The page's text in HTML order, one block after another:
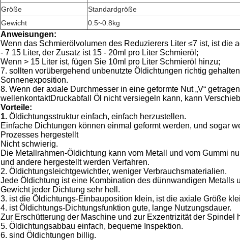
Größe
Standardgröße
Gewicht
0.5~0.8kg
Anweisungen:
Wenn das Schmierölvolumen des Reduzierers Liter ≤7 ist, ist die
‐ 7 15 Liter, der Zusatz ist 15 ‐ 20ml pro Liter Schmieröl;
Wenn > 15 Liter ist, fügen Sie 10ml pro Liter Schmieröl hinzu;
7. sollten vorübergehend unbenutzte Öldichtungen richtig
Sonnenexposition.
8. Wenn der axiale Durchmesser in eine geformte Nut „V“
wellenkontaktDruckabfall Öl nicht versiegeln kann, kann
Vorteile:
1. Öldichtungsstruktur einfach, einfach herzustellen.
Einfache Dichtungen können einmal geformt werden, und sogar
Prozesses hergestellt
Nicht schwierig.
Die Metallrahmen-Öldichtung kann vom Metall und vom Gummi
und andere hergestellt werden Verfahren.
2. Öldichtungsleichtgewichtler, weniger Verbrauchsmaterialien.
Jede Öldichtung ist eine Kombination des dünnwandigen Metalls
Gewicht jeder Dichtung sehr hell.
3. ist die Öldichtungs-Einbauposition klein, ist die axiale Größe
4. ist Öldichtungs-Dichtungsfunktion gute, lange Nutzungsdauer.
Zur Erschütterung der Maschine und zur Exzentrizität der
5. Öldichtungsabbau einfach, bequeme Inspektion.
6. sind Öldichtungen billig.